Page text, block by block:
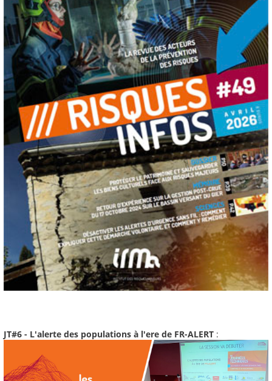
JT#6 - L'alerte des populations à l'ere de FR-ALERT :